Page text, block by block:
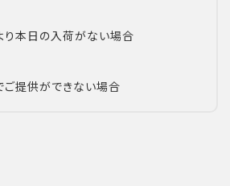
り本日の入荷がない場合
提供ができない場合